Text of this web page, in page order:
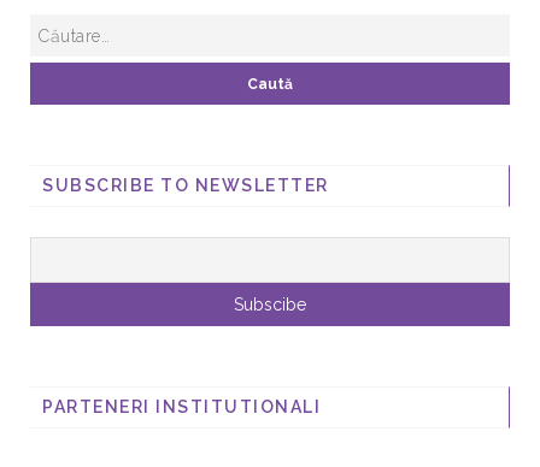
SUBSCRIBE TO NEWSLETTER
PARTENERI INSTITUTIONALI